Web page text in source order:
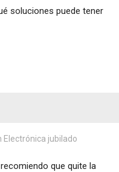
soluciones puede tener
Electrónica jubilado
que quite la